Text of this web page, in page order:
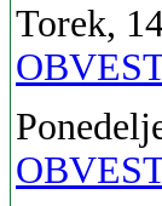
Torek,